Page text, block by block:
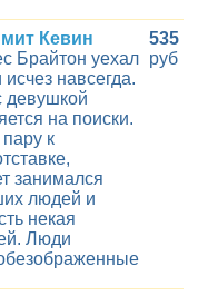
Кевин
Брайтон уехал
навсегда.
девушкой
на поиски.
к
занимался
людей и
некая
Люди
535
руб